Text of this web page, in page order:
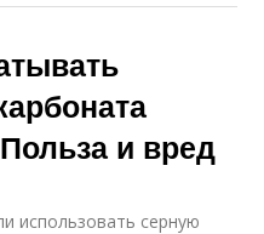
и вред
использовать серную